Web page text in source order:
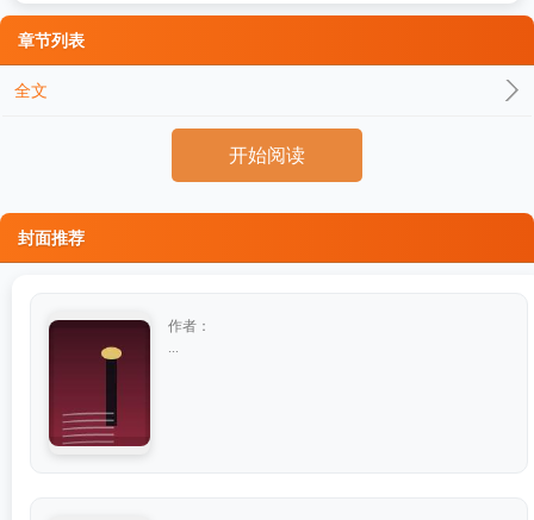
章节列表
全文
开始阅读
封面推荐
作者：